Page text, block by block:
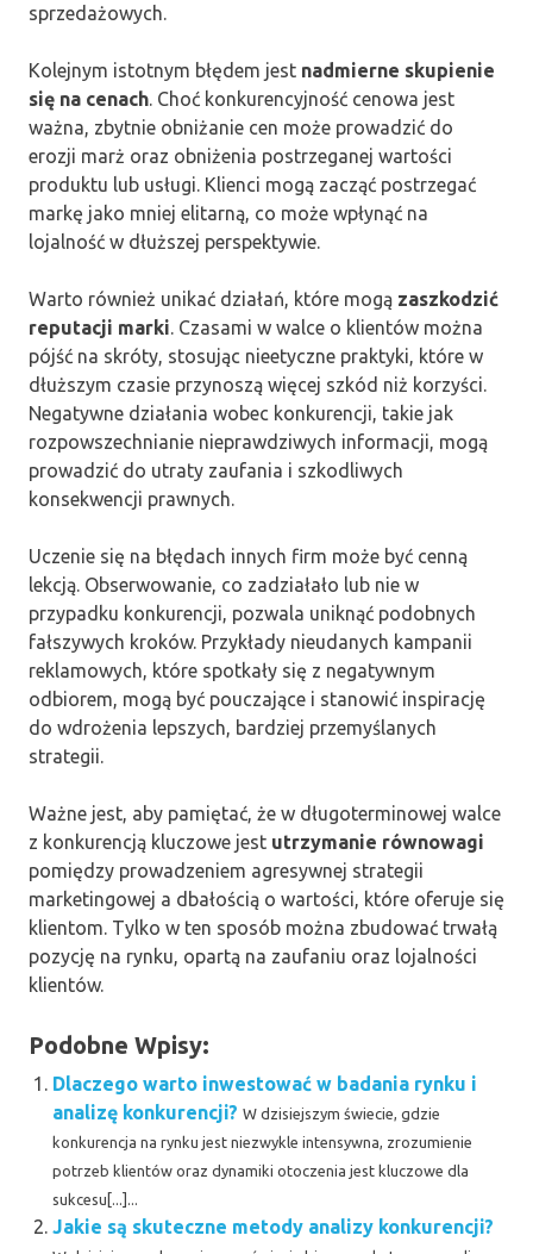
sprzedażowych.
Kolejnym istotnym błędem jest nadmierne skupienie
się na cenach. Choć konkurencyjność cenowa jest
ważna, zbytnie obniżanie cen może prowadzić do
erozji marż oraz obniżenia postrzeganej wartości
produktu lub usługi. Klienci mogą zacząć postrzegać
markę jako mniej elitarną, co może wpłynąć na
lojalność w dłuższej perspektywie.
Warto również unikać działań, które mogą zaszkodzić
reputacji marki. Czasami w walce o klientów można
pójść na skróty, stosując nieetyczne praktyki, które w
dłuższym czasie przynoszą więcej szkód niż korzyści.
Negatywne działania wobec konkurencji, takie jak
rozpowszechnianie nieprawdziwych informacji, mogą
prowadzić do utraty zaufania i szkodliwych
konsekwencji prawnych.
Uczenie się na błędach innych firm może być cenną
lekcją. Obserwowanie, co zadziałało lub nie w
przypadku konkurencji, pozwala uniknąć podobnych
fałszywych kroków. Przykłady nieudanych kampanii
reklamowych, które spotkały się z negatywnym
odbiorem, mogą być pouczające i stanowić inspirację
do wdrożenia lepszych, bardziej przemyślanych
strategii.
Ważne jest, aby pamiętać, że w długoterminowej walce
z konkurencją kluczowe jest utrzymanie równowagi
pomiędzy prowadzeniem agresywnej strategii
marketingowej a dbałością o wartości, które oferuje się
klientom. Tylko w ten sposób można zbudować trwałą
pozycję na rynku, opartą na zaufaniu oraz lojalności
klientów.
Podobne Wpisy:
Dlaczego warto inwestować w badania rynku i
analizę konkurencji? W dzisiejszym świecie, gdzie
konkurencja na rynku jest niezwykle intensywna, zrozumienie
potrzeb klientów oraz dynamiki otoczenia jest kluczowe dla
sukcesu[...]...
Jakie są skuteczne metody analizy konkurencji?